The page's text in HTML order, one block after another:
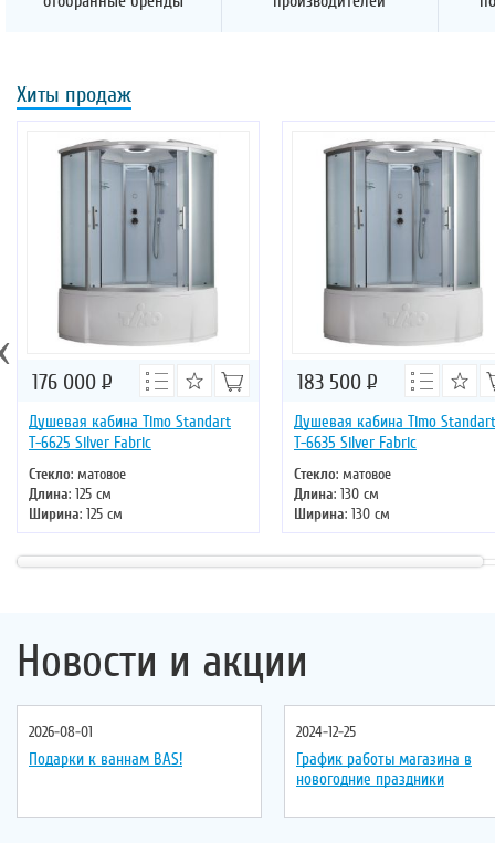
Хиты продаж
Душевая кабина Timo Standart
Т-6625 Silver Fabric
Стекло: матовое
Длина: 125 см
Ширина: 125 см
Высота: 220 см
Форма: четверть круга
Двери: раздвижные
176 000 Р
Душевая кабина Timo Standart
Т-6635 Silver Fabric
Стекло: матовое
Длина: 130 см
Ширина: 130 см
Высота: 220 см
Форма: четверть круга
Двери: раздвижные
183 500 Р
Новости и акции
2026-08-01
Подарки к ваннам BAS!
2024-12-25
График работы магазина в
новогодние праздники